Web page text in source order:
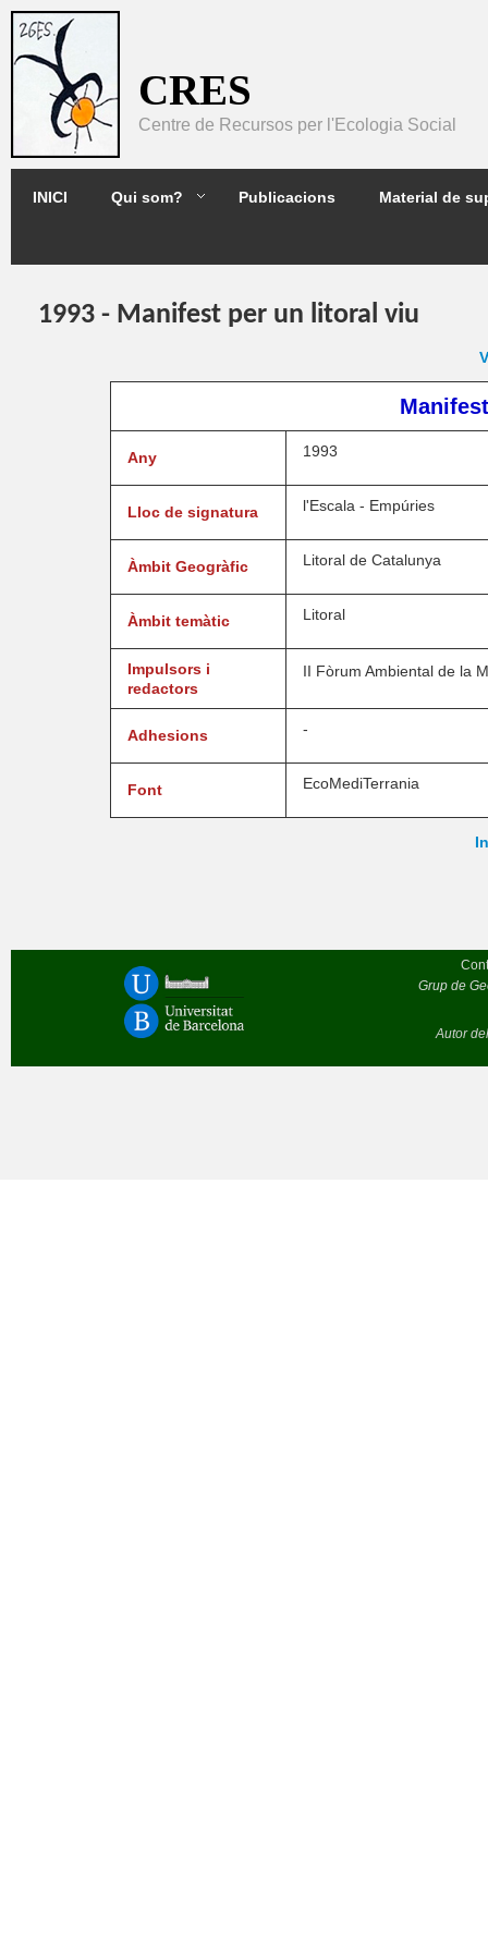
Pasar al contenido principal
CRES
Centre de Recursos per l'Ecologia Social
INICI Qui som? Publicacions Material de
1993 - Manifest per un litoral viu
Any 1993
Lloc de signatura l'Escala - Empúries
Àmbit Geogràfic Litoral de Catalunya
Àmbit temàtic Litoral
Impulsors i
redactors
II Fòrum Ambiental de la
Adhesions -
Font EcoMediTerrania
Grup de
Autor